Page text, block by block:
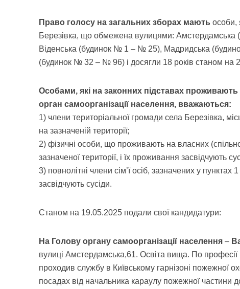
Право голосу на загальних зборах мають особи,
Березівка, що обмежена вулицями:
Віденська (будинок № 1 – № 25), Мадридська
(будинок № 32 – № 96) і досягли 18 років станом на
Особами, які на законних підставах проживають
орган самоорганізації населення, вважаються:
1) члени територіальної громади села Березівка,
на зазначеній території;
2) фізичні особи, що проживають на власних
зазначеної території, і їх проживання засвідчують
3) повнолітні члени сім’ї осіб, зазначених у
засвідчують сусіди.
Станом на 19.05.2025 подали свої кандидатури:
На Голову органу самоорганізації населення–
вулиці Амстердамська,61. Освіта вища. По професії
проходив службу в Київському гарнізоні пожежної
посадах від начальника караулу пожежної частини